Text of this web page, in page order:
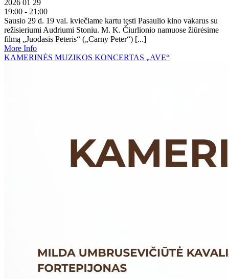
2026 01 29
19:00 - 21:00
Sausio 29 d. 19 val. kviečiame kartu tęsti Pasaulio kino vakarus su
režisieriumi Audriumi Stoniu. M. K. Čiurlionio namuose žiūrėsime
filmą „Juodasis Peteris“ („Carny Peter“) [...]
More Info
KAMERINĖS MUZIKOS KONCERTAS „AVE“